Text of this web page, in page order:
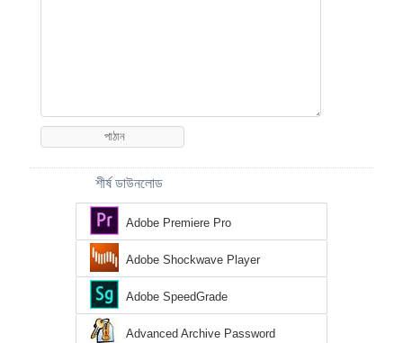
শীর্ষ ডাউনলোড
Adobe Premiere Pro
Adobe Shockwave Player
Adobe SpeedGrade
Advanced Archive Password